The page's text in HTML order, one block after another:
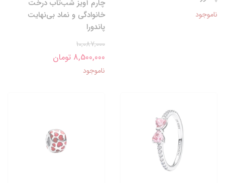
ناموجود
چارم آویز شب‌تاب درخت
خانوادگی و نماد بی‌نهایت
پاندورا
10,087,000
8,500,000 تومان
ناموجود